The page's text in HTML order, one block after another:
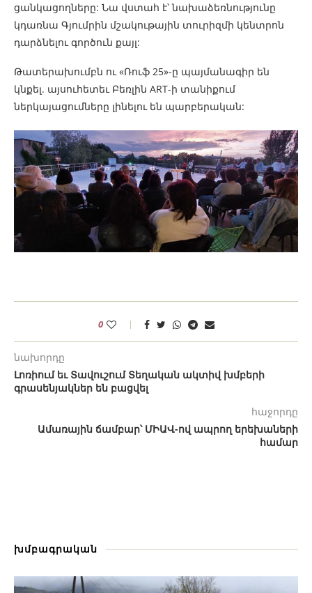
ցանկացողները: Նա վստահ է՝ նախաձեռնությունը
կդառնա Գյումրին մշակութային տուրիզմի կենտրոն
դարձնելու գործուն քայլ:
Թատերախումբն ու «Ռուֆ 25»-ը պայմանագիր են
կնքել. այսուհետեւ Բեռլին ART-ի տանիքում
ներկայացումները լինելու են պարբերական:
0
նախորդը
Լոռիում եւ Տավուշում Տեղական ակտիվ խմբերի
գրասենյակներ են բացվել
հաջորդը
Ամառային ճամբար՝ ՄԻԱՎ-ով ապրող երեխաների
համար
խմբագրական